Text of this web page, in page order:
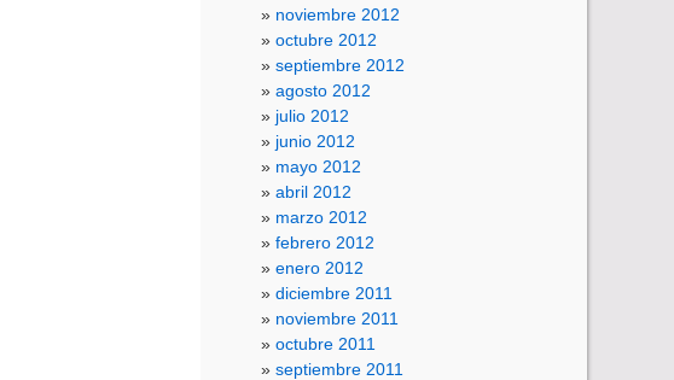
noviembre 2012
octubre 2012
septiembre 2012
agosto 2012
julio 2012
junio 2012
mayo 2012
abril 2012
marzo 2012
febrero 2012
enero 2012
diciembre 2011
noviembre 2011
octubre 2011
septiembre 2011